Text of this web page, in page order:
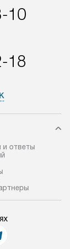
10
18
и ответы